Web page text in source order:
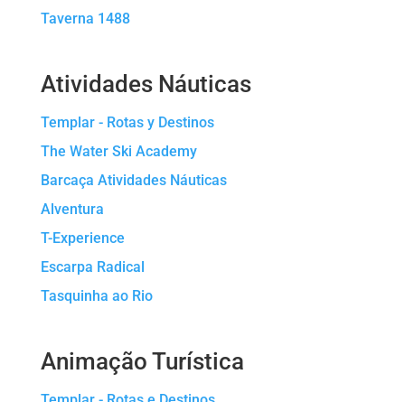
Taverna 1488
Atividades Náuticas
Templar - Rotas y Destinos
The Water Ski Academy
Barcaça Atividades Náuticas
Alventura
T-Experience
Escarpa Radical
Tasquinha ao Rio
Animação Turística